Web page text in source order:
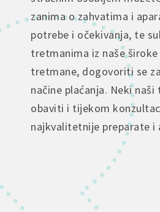
zanima o zahvatima i
potrebe i očekivanja, te
tretmanima iz naše
tretmane, dogovoriti se
načine plaćanja. Neki
obaviti i tijekom
najkvalitetnije preparate i